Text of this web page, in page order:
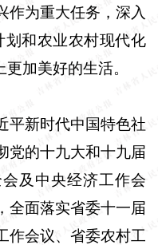
作为重大任务，深入
划和农业农村现代化
加美好的生活。
平新时代中国特色社
党的十九大和十九届
及中央经济工作会
全面落实省委十一届
作会议、省委农村工